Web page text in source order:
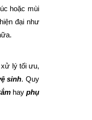
hoặc mùi
đại như
xử lý tối ưu,
sinh. Quy
hay phụ